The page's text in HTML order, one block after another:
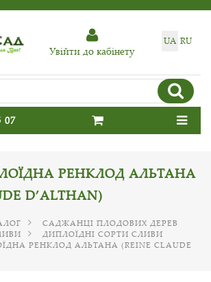
UA RU
Увiйти до кабiнету
07
РЕНКЛОД АЛЬТАНА
D’ALTHAN)
САДЖАНЦІ ПЛОДОВИХ ДЕРЕВ
ДИПЛОЇДНІ СОРТИ СЛИВИ
РЕНКЛОД АЛЬТАНА (REINE CLAUDE